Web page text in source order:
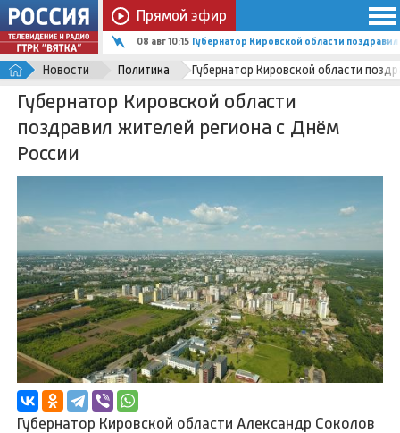
Прямой эфир
08 авг 10:15 Губернатор Кировской области
Новости Политика Губернатор Кировской области
Губернатор Кировской области
поздравил жителей региона с Днём
России
Губернатор Кировской области Александр Соколов